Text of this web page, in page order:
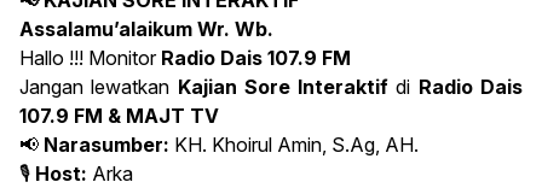
Assalamu’alaikum Wr. Wb.
Hallo !!! Monitor Radio Dais 107.9 FM
Jangan lewatkan Kajian Sore Interaktif di Radio Dais
107.9 FM & MAJT TV
📢 Narasumber: KH. Khoirul Amin, S.Ag, AH.
🎙 Host: Arka